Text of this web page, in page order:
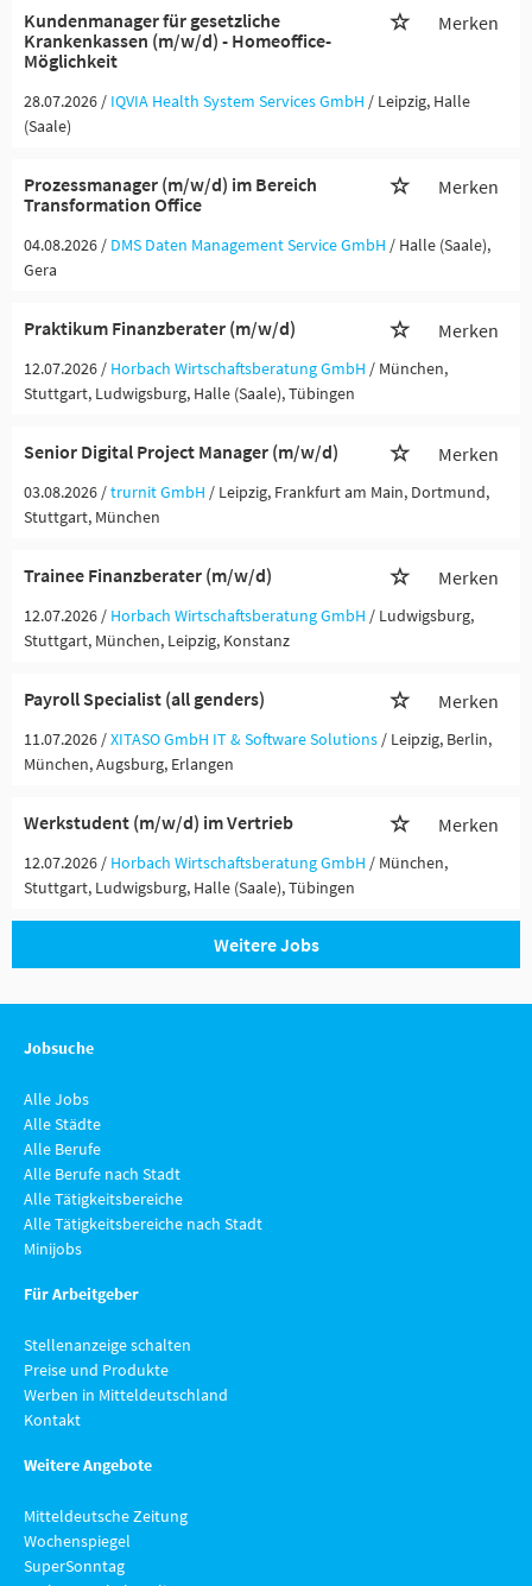
Kundenmanager für gesetzliche
Krankenkassen (m/w/d) - Homeoffice-
Möglichkeit
Merken
28.07.2026 / IQVIA Health System Services GmbH / Leipzig, Halle
(Saale)
Prozessmanager (m/w/d) im Bereich
Transformation Office
Merken
04.08.2026 / DMS Daten Management Service GmbH / Halle (Saale),
Gera
Praktikum Finanzberater (m/w/d) Merken
12.07.2026 / Horbach Wirtschaftsberatung GmbH / München,
Stuttgart, Ludwigsburg, Halle (Saale), Tübingen
Senior Digital Project Manager (m/w/d) Merken
03.08.2026 /trurnit GmbH / Leipzig, Frankfurt am Main, Dortmund,
Stuttgart, München
Trainee Finanzberater (m/w/d) Merken
12.07.2026 / Horbach Wirtschaftsberatung GmbH / Ludwigsburg,
Stuttgart, München, Leipzig, Konstanz
Payroll Specialist (all genders) Merken
11.07.2026 /XITASO GmbH IT & Software Solutions / Leipzig, Berlin,
München, Augsburg, Erlangen
Werkstudent (m/w/d) im Vertrieb Merken
12.07.2026 / Horbach Wirtschaftsberatung GmbH / München,
Stuttgart, Ludwigsburg, Halle (Saale), Tübingen
Weitere Jobs
Jobsuche
Alle Jobs
Alle Städte
Alle Berufe
Alle Berufe nach Stadt
Alle Tätigkeitsbereiche
Alle Tätigkeitsbereiche nach Stadt
Minijobs
Für Arbeitgeber
Stellenanzeige schalten
Preise und Produkte
Werben in Mitteldeutschland
Kontakt
Weitere Angebote
Mitteldeutsche Zeitung
Wochenspiegel
SuperSonntag